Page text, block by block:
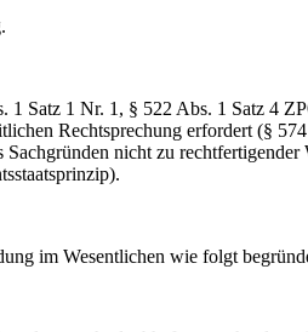
1 Nr. 1, § 522 Abs. 1 Satz 4
Rechtsprechung erfordert (§
Sachgründen nicht zu
im Wesentlichen wie folgt